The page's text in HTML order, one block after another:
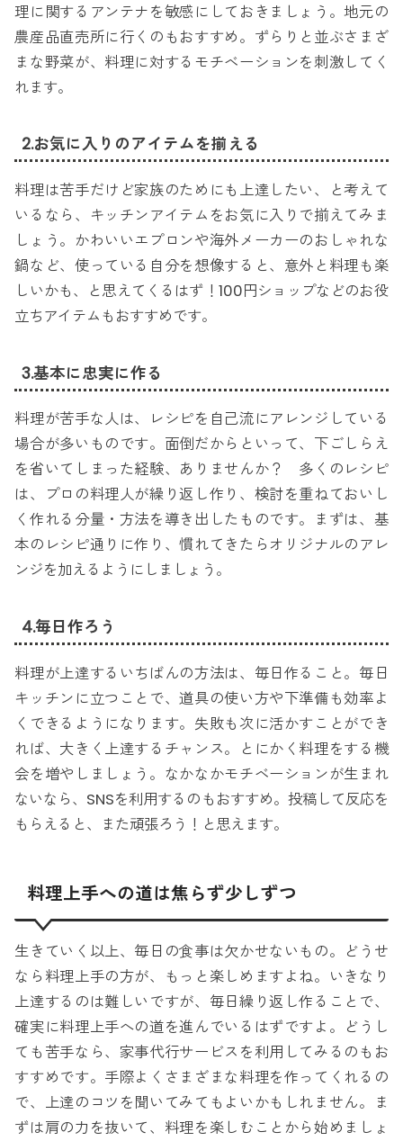
理に関するアンテナを敏感にしておきましょう。地元の
農産品直売所に行くのもおすすめ。ずらりと並ぶさまざ
まな野菜が、料理に対するモチベーションを刺激してく
れます。
2.お気に入りのアイテムを揃える
料理は苦手だけど家族のためにも上達したい、と考えて
いるなら、キッチンアイテムをお気に入りで揃えてみま
しょう。かわいいエプロンや海外メーカーのおしゃれな
鍋など、使っている自分を想像すると、意外と料理も楽
しいかも、と思えてくるはず！100円ショップなどのお役
立ちアイテムもおすすめです。
3.基本に忠実に作る
料理が苦手な人は、レシピを自己流にアレンジしている
場合が多いものです。面倒だからといって、下ごしらえ
を省いてしまった経験、ありませんか？ 多くのレシピ
は、プロの料理人が繰り返し作り、検討を重ねておいし
く作れる分量・方法を導き出したものです。まずは、基
本のレシピ通りに作り、慣れてきたらオリジナルのアレ
ンジを加えるようにしましょう。
4.毎日作ろう
料理が上達するいちばんの方法は、毎日作ること。毎日
キッチンに立つことで、道具の使い方や下準備も効率よ
くできるようになります。失敗も次に活かすことができ
れば、大きく上達するチャンス。とにかく料理をする機
会を増やしましょう。なかなかモチベーションが生まれ
ないなら、SNSを利用するのもおすすめ。投稿して反応を
もらえると、また頑張ろう！と思えます。
料理上手への道は焦らず少しずつ
生きていく以上、毎日の食事は欠かせないもの。どうせ
なら料理上手の方が、もっと楽しめますよね。いきなり
上達するのは難しいですが、毎日繰り返し作ることで、
確実に料理上手への道を進んでいるはずですよ。どうし
ても苦手なら、家事代行サービスを利用してみるのもお
すすめです。手際よくさまざまな料理を作ってくれるの
で、上達のコツを聞いてみてもよいかもしれません。ま
ずは肩の力を抜いて、料理を楽しむことから始めましょ